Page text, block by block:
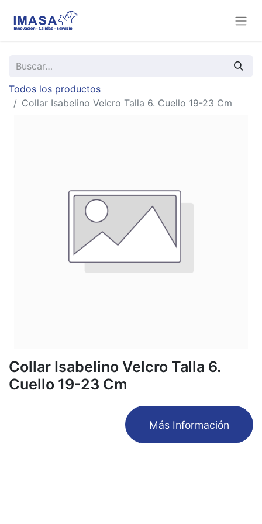
Todos los productos
Collar Isabelino Velcro Talla 6. Cuello 19-23 Cm
Collar Isabelino Velcro Talla 6.
Cuello 19-23 Cm
​Más Información